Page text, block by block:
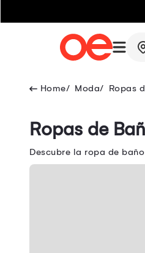
Moda Ropas
Ropas de
Descubre la ropa de